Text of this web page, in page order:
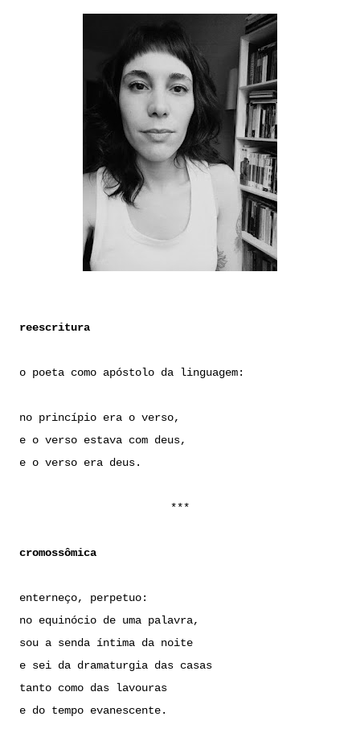
reescritura
o poeta como apóstolo da linguagem:
no princípio era o verso,
e o verso estava com deus,
e o verso era deus.
***
cromossômica
enterneço, perpetuo:
no equinócio de uma palavra,
sou a senda íntima da noite
e sei da dramaturgia das casas
tanto como das lavouras
e do tempo evanescente.